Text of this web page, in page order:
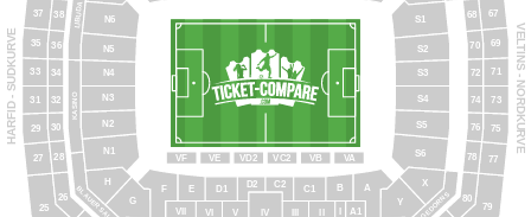
A
A1
B
C1
C2
D2
D1
E
F
G
H
N1
N2
N3
N4
N5
N6 S1
S2
S3
S4
S5
S6
X
Y
IV
V
VI
VII
25
26
27 28
29 30
31 32
33 34
35 36
37 38 67
68
69
70
71
72
73
74
75
76
77
78
79
VA
VB
VC2
VD2
VE
VF
80
BLAUER SALON
KASINO
LIBUDA
HAGEDORNS
HARFID - SUDKURVE VELTINS - NORDKURVE